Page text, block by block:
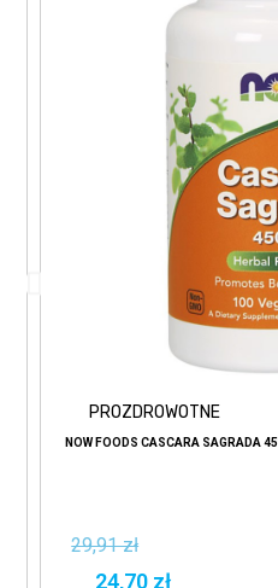
PROZDROWOTNE
NOW FOODS CASCARA SAGRADA
29,91 zł
24,70 zł